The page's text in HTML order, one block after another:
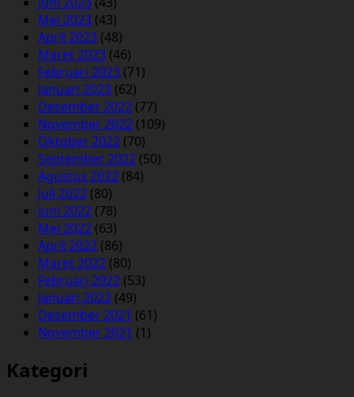
Mei 2023 (43)
April 2023 (48)
Maret 2023 (46)
Februari 2023 (71)
Januari 2023 (62)
Desember 2022 (77)
November 2022 (109)
Oktober 2022 (70)
September 2022 (50)
Agustus 2022 (84)
Juli 2022 (80)
Juni 2022 (78)
Mei 2022 (63)
April 2022 (86)
Maret 2022 (80)
Februari 2022 (53)
Januari 2022 (49)
Desember 2021 (61)
November 2021 (1)
Kategori